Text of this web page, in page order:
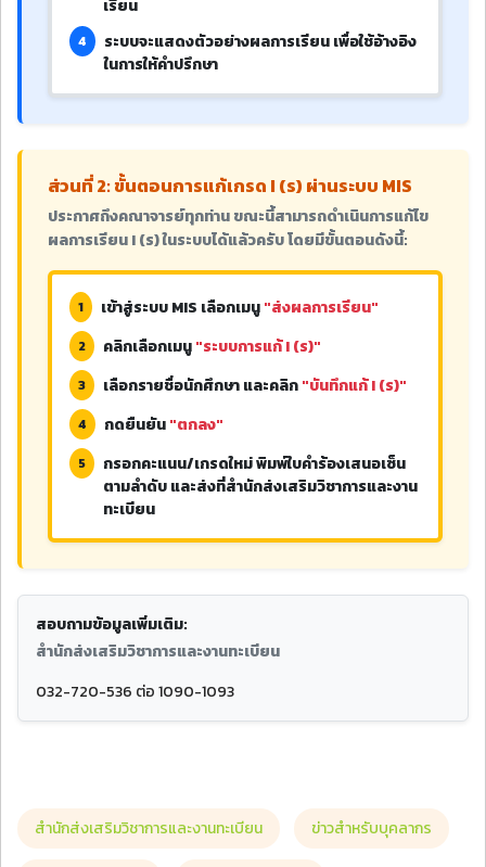
เรียน
4
ระบบจะแสดงตัวอย่างผลการเรียน เพื่อใช้อ้างอิง
ในการให้คำปรึกษา
ส่วนที่ 2: ขั้นตอนการแก้เกรด I (ร) ผ่านระบบ MIS
ประกาศถึงคณาจารย์ทุกท่าน ขณะนี้สามารถดำเนินการแก้ไข
ผลการเรียน I (ร) ในระบบได้แล้วครับ โดยมีขั้นตอนดังนี้:
1 เข้าสู่ระบบ MIS เลือกเมนู"ส่งผลการเรียน"
2 คลิกเลือกเมนู"ระบบการแก้ I (ร)"
3 เลือกรายชื่อนักศึกษา และคลิก"บันทึกแก้ I (ร)"
4 กดยืนยัน"ตกลง"
5
กรอกคะแนน/เกรดใหม่ พิมพ์ใบคำร้องเสนอเซ็น
ตามลำดับ และส่งที่สำนักส่งเสริมวิชาการและงาน
ทะเบียน
สอบถามข้อมูลเพิ่มเติม:
สำนักส่งเสริมวิชาการและงานทะเบียน
032-720-536 ต่อ 1090-1093
สำนักส่งเสริมวิชาการและงานทะเบียน ข่าวสำหรับบุคลากร